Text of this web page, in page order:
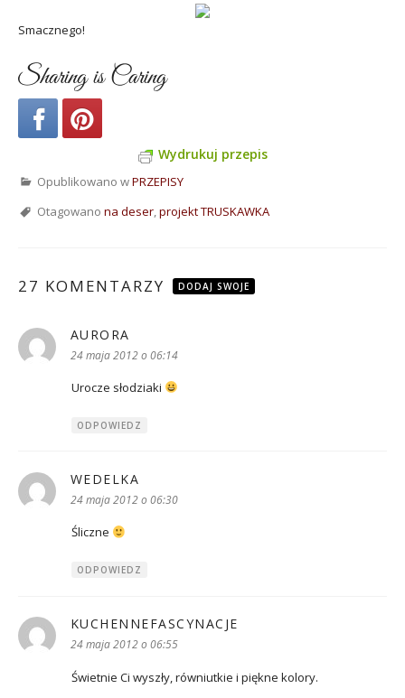
Smacznego!
Sharing is Caring
Wydrukuj przepis
Opublikowano wPRZEPISY
Otagowano na deser,projekt TRUSKAWKA
27 KOMENTARZY DODAJ SWOJE
AURORA
24 maja 2012 o 06:14
Urocze słodziaki
ODPOWIEDZ
WEDELKA
24 maja 2012 o 06:30
Śliczne
ODPOWIEDZ
KUCHENNEFASCYNACJE
24 maja 2012 o 06:55
Świetnie Ci wyszły, równiutkie i piękne kolory.